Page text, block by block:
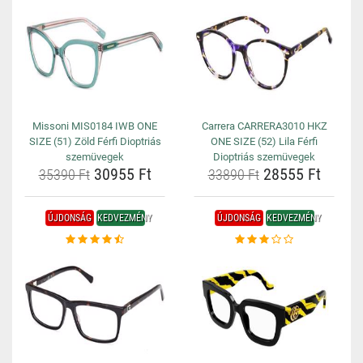
Missoni MIS0184 IWB ONE
SIZE (51) Zöld Férfi Dioptriás
szemüvegek
35390 Ft30955 Ft
Carrera CARRERA3010 HKZ
ONE SIZE (52) Lila Férfi
Dioptriás szemüvegek
33890 Ft28555 Ft
ÚJDONSÁG KEDVEZMÉNY ÚJDONSÁG KEDVEZMÉNY